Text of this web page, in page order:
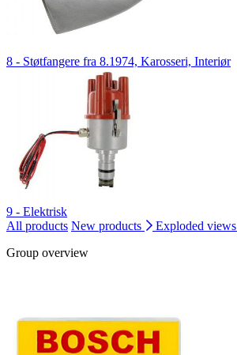
8 - Støtfangere fra 8.1974, Karosseri, Interiør
9 - Elektrisk
All products New products
Exploded views
Group overview